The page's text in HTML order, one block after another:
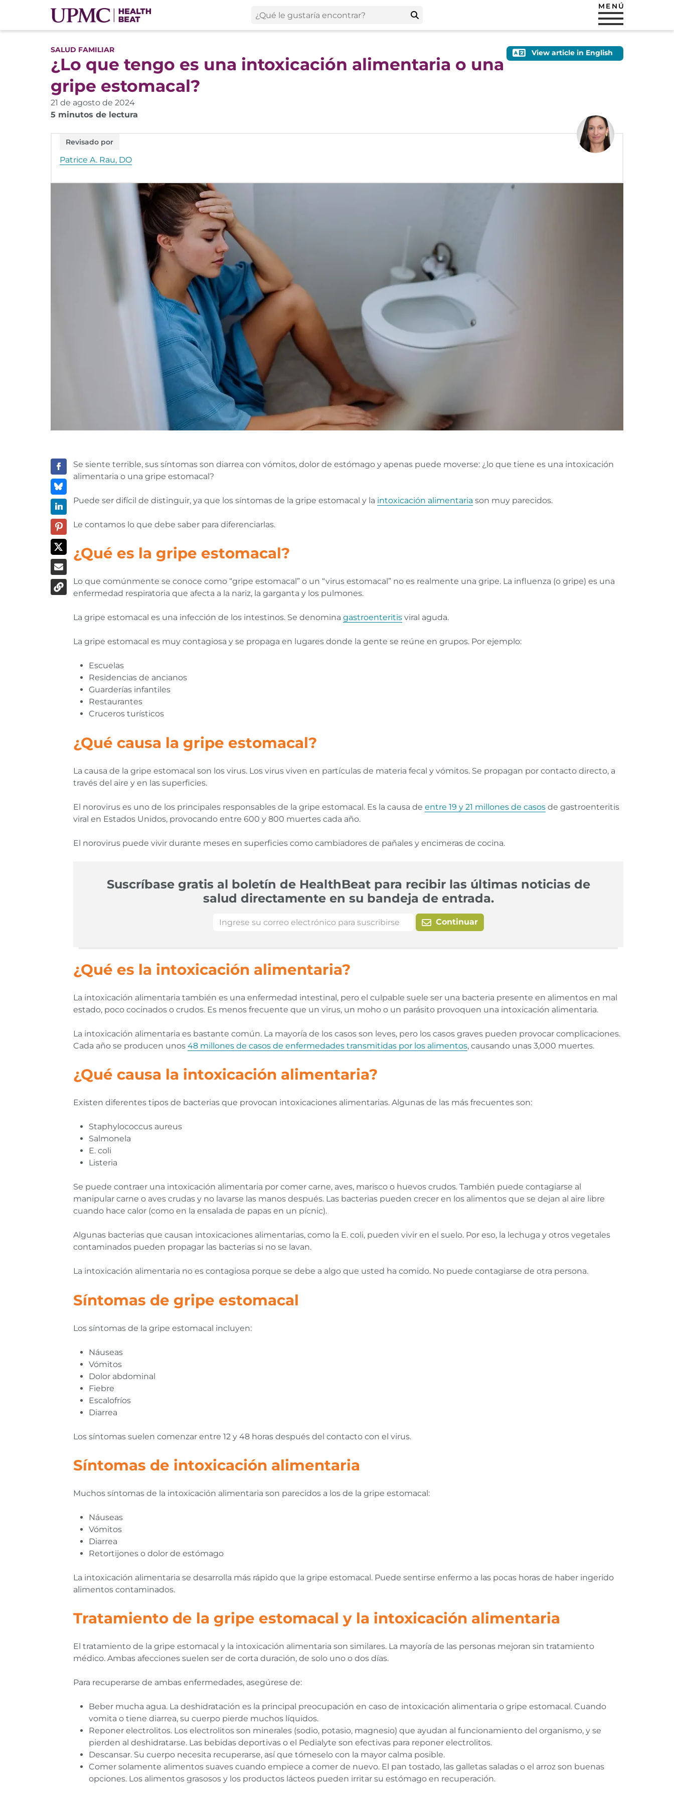
MENÚ
View article in English
SALUD FAMILIAR
¿Lo que tengo es una intoxicación alimentaria o una
gripe estomacal?
21 de agosto de 2024
5 minutos de lectura
Revisado por
Patrice A. Rau, DO
Se siente terrible, sus síntomas son diarrea con vómitos, dolor de estómago y apenas puede moverse: ¿lo que tiene es una intoxicación
alimentaria o una gripe estomacal?
Puede ser difícil de distinguir, ya que los síntomas de la gripe estomacal y la intoxicación alimentaria son muy parecidos.
Le contamos lo que debe saber para diferenciarlas.
¿Qué es la gripe estomacal?
Lo que comúnmente se conoce como “gripe estomacal” o un “virus estomacal” no es realmente una gripe. La influenza (o gripe) es una
enfermedad respiratoria que afecta a la nariz, la garganta y los pulmones.
La gripe estomacal es una infección de los intestinos. Se denomina gastroenteritis viral aguda.
La gripe estomacal es muy contagiosa y se propaga en lugares donde la gente se reúne en grupos. Por ejemplo:
Escuelas
Residencias de ancianos
Guarderías infantiles
Restaurantes
Cruceros turísticos
¿Qué causa la gripe estomacal?
La causa de la gripe estomacal son los virus. Los virus viven en partículas de materia fecal y vómitos. Se propagan por contacto directo, a
través del aire y en las superficies.
El norovirus es uno de los principales responsables de la gripe estomacal. Es la causa de entre 19 y 21 millones de casos de gastroenteritis
viral en Estados Unidos, provocando entre 600 y 800 muertes cada año.
El norovirus puede vivir durante meses en superficies como cambiadores de pañales y encimeras de cocina.
Suscríbase gratis al boletín de HealthBeat para recibir las últimas noticias de
salud directamente en su bandeja de entrada.
Continuar
¿Qué es la intoxicación alimentaria?
La intoxicación alimentaria también es una enfermedad intestinal, pero el culpable suele ser una bacteria presente en alimentos en mal
estado, poco cocinados o crudos. Es menos frecuente que un virus, un moho o un parásito provoquen una intoxicación alimentaria.
La intoxicación alimentaria es bastante común. La mayoría de los casos son leves, pero los casos graves pueden provocar complicaciones.
Cada año se producen unos 48 millones de casos de enfermedades transmitidas por los alimentos, causando unas 3,000 muertes.
¿Qué causa la intoxicación alimentaria?
Existen diferentes tipos de bacterias que provocan intoxicaciones alimentarias. Algunas de las más frecuentes son:
Staphylococcus aureus
Salmonela
E. coli
Listeria
Se puede contraer una intoxicación alimentaria por comer carne, aves, marisco o huevos crudos. También puede contagiarse al
manipular carne o aves crudas y no lavarse las manos después. Las bacterias pueden crecer en los alimentos que se dejan al aire libre
cuando hace calor (como en la ensalada de papas en un pícnic).
Algunas bacterias que causan intoxicaciones alimentarias, como la E. coli, pueden vivir en el suelo. Por eso, la lechuga y otros vegetales
contaminados pueden propagar las bacterias si no se lavan.
La intoxicación alimentaria no es contagiosa porque se debe a algo que usted ha comido. No puede contagiarse de otra persona.
Síntomas de gripe estomacal
Los síntomas de la gripe estomacal incluyen:
Náuseas
Vómitos
Dolor abdominal
Fiebre
Escalofríos
Diarrea
Los síntomas suelen comenzar entre 12 y 48 horas después del contacto con el virus.
Síntomas de intoxicación alimentaria
Muchos síntomas de la intoxicación alimentaria son parecidos a los de la gripe estomacal:
Náuseas
Vómitos
Diarrea
Retortijones o dolor de estómago
La intoxicación alimentaria se desarrolla más rápido que la gripe estomacal. Puede sentirse enfermo a las pocas horas de haber ingerido
alimentos contaminados.
Tratamiento de la gripe estomacal y la intoxicación alimentaria
El tratamiento de la gripe estomacal y la intoxicación alimentaria son similares. La mayoría de las personas mejoran sin tratamiento
médico. Ambas afecciones suelen ser de corta duración, de solo uno o dos días.
Para recuperarse de ambas enfermedades, asegúrese de:
Beber mucha agua. La deshidratación es la principal preocupación en caso de intoxicación alimentaria o gripe estomacal. Cuando
vomita o tiene diarrea, su cuerpo pierde muchos líquidos.
Reponer electrolitos. Los electrolitos son minerales (sodio, potasio, magnesio) que ayudan al funcionamiento del organismo, y se
pierden al deshidratarse. Las bebidas deportivas o el Pedialyte son efectivas para reponer electrolitos.
Descansar. Su cuerpo necesita recuperarse, así que tómeselo con la mayor calma posible.
Comer solamente alimentos suaves cuando empiece a comer de nuevo. El pan tostado, las galletas saladas o el arroz son buenas
opciones. Los alimentos grasosos y los productos lácteos pueden irritar su estómago en recuperación.